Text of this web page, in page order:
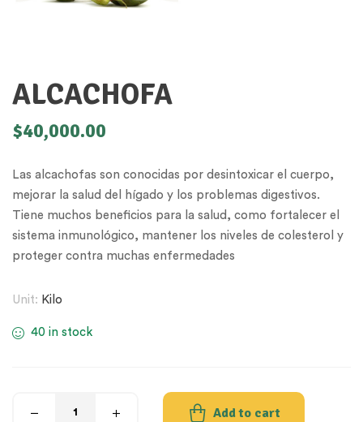
ALCACHOFA
$40,000.00
Las alcachofas son conocidas por desintoxicar el cuerpo,
mejorar la salud del hígado y los problemas digestivos.
Tiene muchos beneficios para la salud, como fortalecer el
sistema inmunológico, mantener los niveles de colesterol y
proteger contra muchas enfermedades
Unit: Kilo
40 in stock
Add to cart